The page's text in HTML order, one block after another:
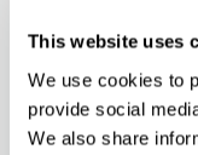
This website uses
We use cookies to
provide social
We also share
wsparcie techniczne
narzędzia
i więcej.